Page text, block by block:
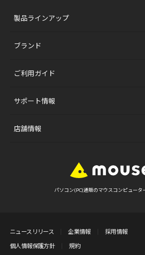
製品ラインアップ
ブランド
ご利用ガイド
サポート情報
店舗情報
パソコン(PC)通販のマウスコンピュータ
ニュースリリース 企業情報
採用情報
個人情報保護方針
規約